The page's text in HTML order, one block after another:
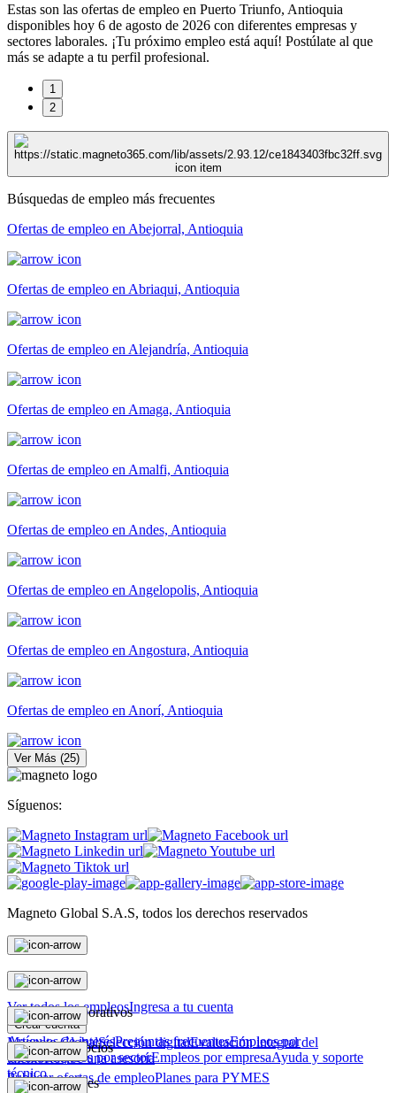
Estas son las ofertas de empleo en Puerto Triunfo, Antioquia
disponibles hoy 6 de agosto de 2026 con diferentes empresas y
sectores laborales. ¡Tu próximo empleo está aquí! Postúlate al que
más se adapte a tu perfil profesional.
1
2
Búsquedas de empleo más frecuentes
Ofertas de empleo en Abejorral, Antioquia
Ofertas de empleo en Abriaqui, Antioquia
Ofertas de empleo en Alejandría, Antioquia
Ofertas de empleo en Amaga, Antioquia
Ofertas de empleo en Amalfi, Antioquia
Ofertas de empleo en Andes, Antioquia
Ofertas de empleo en Angelopolis, Antioquia
Ofertas de empleo en Angostura, Antioquia
Ofertas de empleo en Anorí, Antioquia
Ver Más (25)
Síguenos:
Magneto Global S.A.S, todos los derechos reservados
Personas
Ver todos los empleosIngresa a tu cuenta
Crear cuenta
Artículos de interésPreguntas frecuentesEmpleos por
ciudadEmpleos por sectorEmpleos por empresaAyuda y soporte
técnico
Magneto Corporativos
Magneto GlobalSelección digitalEvaluación integral del
talentoRecibe una asesoría
Magneto Negocios
Publicar ofertas de empleoPlanes para PYMES
Otras soluciones